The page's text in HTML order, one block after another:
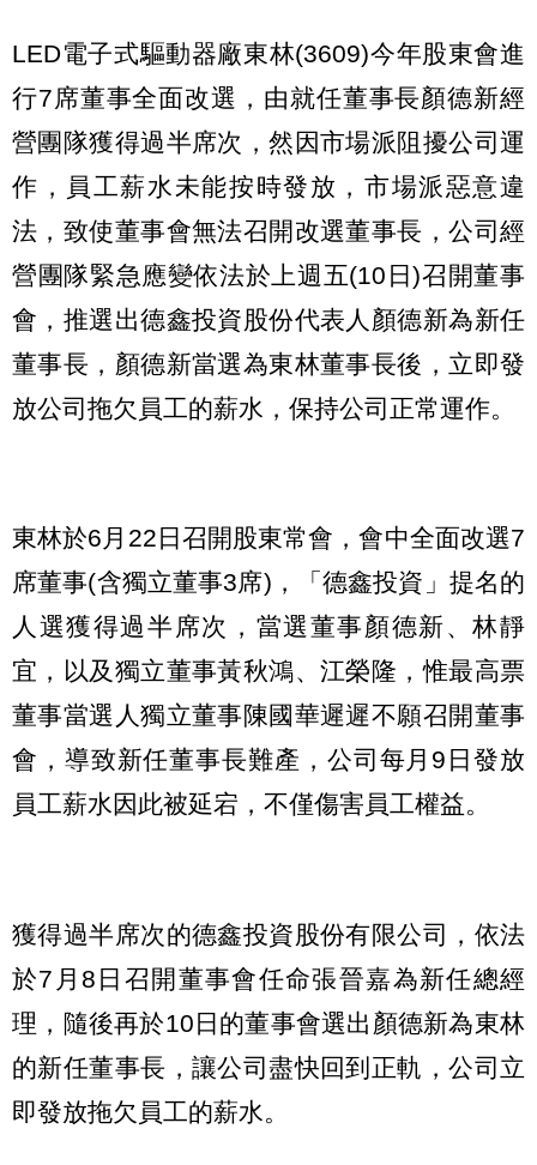
LED電子式驅動器廠東林(3609)今年股東會進
行7席董事全面改選，由就任董事長顏德新經
營團隊獲得過半席次，然因市場派阻擾公司運
作，員工薪水未能按時發放，市場派惡意違
法，致使董事會無法召開改選董事長，公司經
營團隊緊急應變依法於上週五(10日)召開董事
會，推選出德鑫投資股份代表人顏德新為新任
董事長，顏德新當選為東林董事長後，立即發
放公司拖欠員工的薪水，保持公司正常運作。
東林於6月22日召開股東常會，會中全面改選7
席董事(含獨立董事3席)，「德鑫投資」提名的
人選獲得過半席次，當選董事顏德新、林靜
宜，以及獨立董事黃秋鴻、江榮隆，惟最高票
董事當選人獨立董事陳國華遲遲不願召開董事
會，導致新任董事長難產，公司每月9日發放
員工薪水因此被延宕，不僅傷害員工權益。
獲得過半席次的德鑫投資股份有限公司，依法
於7月8日召開董事會任命張晉嘉為新任總經
理，隨後再於10日的董事會選出顏德新為東林
的新任董事長，讓公司盡快回到正軌，公司立
即發放拖欠員工的薪水。